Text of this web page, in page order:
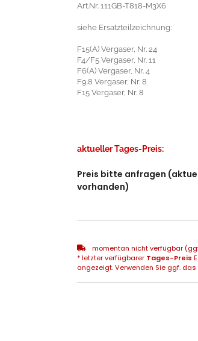
Art.Nr. 111GB-T818-M3X6
siehe Ersatzteilzeichnung:
F15(A) Vergaser, Nr. 24
F4/F5 Vergaser, Nr. 11
F6(A) Vergaser, Nr. 4
F9.8 Vergaser, Nr. 8
F15 Vergaser, Nr. 8
aktueller Tages-Preis:
Preis bitte anfragen
vorhanden)
momentan nicht verfügbar
* letzter verfügbarer Tages-Preis
angezeigt. Verwenden Sie ggf.